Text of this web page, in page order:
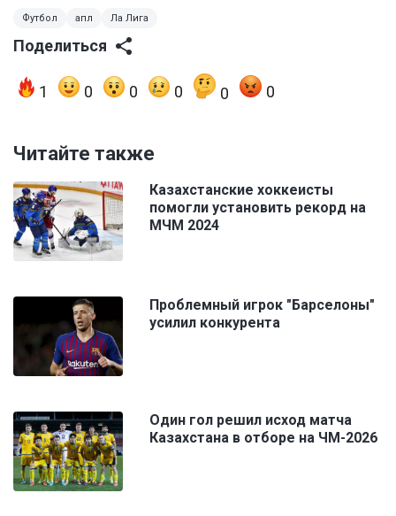
Футбол апл Ла Лига
Поделиться
1 0 0 0 0 0
Читайте также
Казахстанские хоккеисты
помогли установить рекорд на
МЧМ 2024
Проблемный игрок "Барселоны"
усилил конкурента
Один гол решил исход матча
Казахстана в отборе на ЧМ-2026